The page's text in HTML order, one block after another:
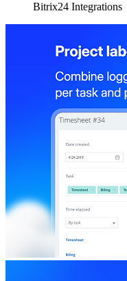
Bitrix24 Integrations